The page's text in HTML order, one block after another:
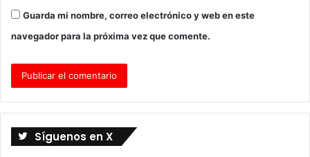
Guarda mi nombre, correo electrónico y web en este
navegador para la próxima vez que comente.
Síguenos en X